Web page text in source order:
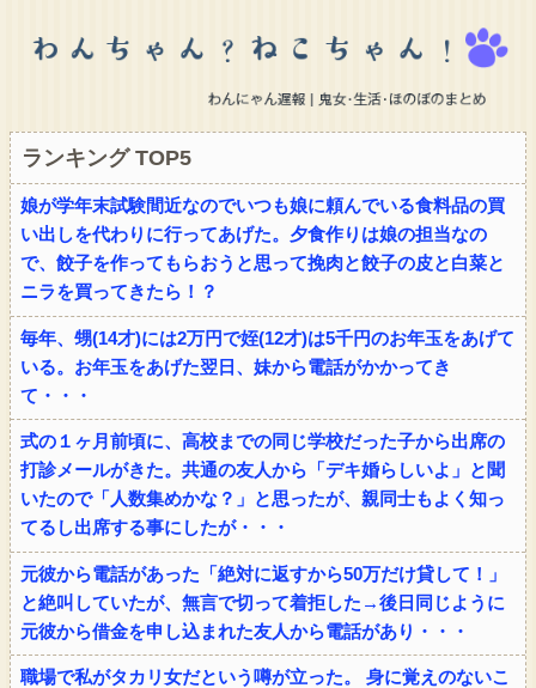
ランキング TOP5
娘が学年末試験間近なのでいつも娘に頼んでいる食料品の買
い出しを代わりに行ってあげた。夕食作りは娘の担当なの
で、餃子を作ってもらおうと思って挽肉と餃子の皮と白菜と
ニラを買ってきたら！？
毎年、甥(14才)には2万円で姪(12才)は5千円のお年玉をあげて
いる。お年玉をあげた翌日、妹から電話がかかってき
て・・・
式の１ヶ月前頃に、高校までの同じ学校だった子から出席の
打診メールがきた。共通の友人から「デキ婚らしいよ」と聞
いたので「人数集めかな？」と思ったが、親同士もよく知っ
てるし出席する事にしたが・・・
元彼から電話があった「絶対に返すから50万だけ貸して！」
と絶叫していたが、無言で切って着拒した→後日同じように
元彼から借金を申し込まれた友人から電話があり・・・
職場で私がタカリ女だという噂が立った。 身に覚えのないこ